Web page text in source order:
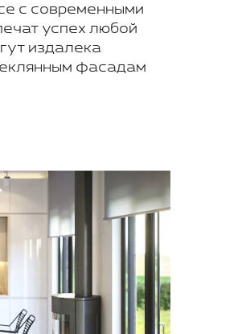
с современными
успех любой
издалека
фасадам